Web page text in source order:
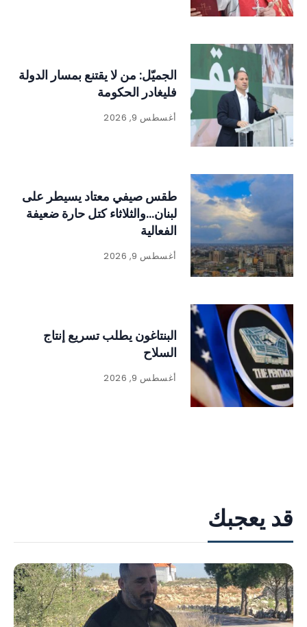
الجميّل: من لا يقتنع بمسار الدولة
فليغادر الحكومة
أغسطس 9, 2026
طقس صيفي معتاد يسيطر على
لبنان…والثلاثاء كتل حارة ضعيفة
الفعالية
أغسطس 9, 2026
البنتاغون يطلب تسريع إنتاج
السلاح
أغسطس 9, 2026
قد يعجبك